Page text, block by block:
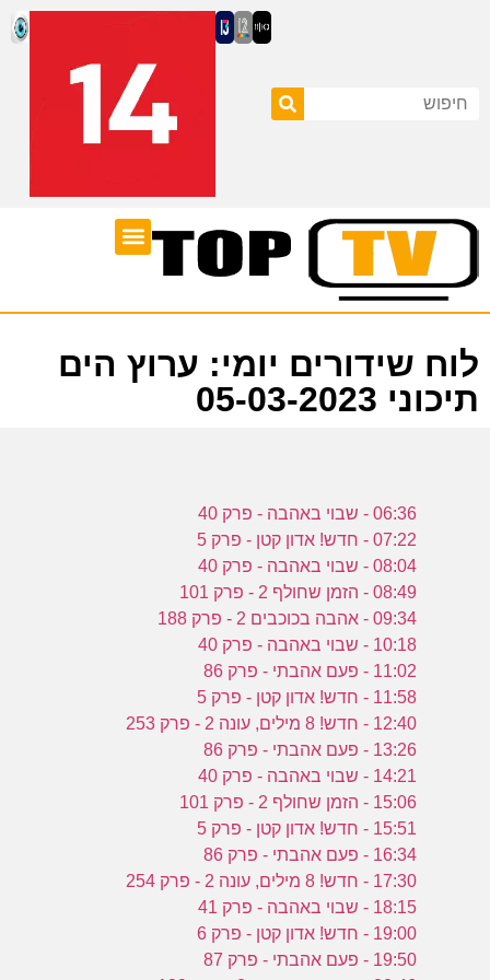
לוח שידורים יומי: ערוץ הים
תיכוני 05-03-2023
06:36 - שבוי באהבה - פרק 40
07:22 - חדש! אדון קטן - פרק 5
08:04 - שבוי באהבה - פרק 40
08:49 - הזמן שחולף 2 - פרק 101
09:34 - אהבה בכוכבים 2 - פרק 188
10:18 - שבוי באהבה - פרק 40
11:02 - פעם אהבתי - פרק 86
11:58 - חדש! אדון קטן - פרק 5
12:40 - חדש! 8 מילים, עונה 2 - פרק 253
13:26 - פעם אהבתי - פרק 86
14:21 - שבוי באהבה - פרק 40
15:06 - הזמן שחולף 2 - פרק 101
15:51 - חדש! אדון קטן - פרק 5
16:34 - פעם אהבתי - פרק 86
17:30 - חדש! 8 מילים, עונה 2 - פרק 254
18:15 - שבוי באהבה - פרק 41
19:00 - חדש! אדון קטן - פרק 6
19:50 - פעם אהבתי - פרק 87